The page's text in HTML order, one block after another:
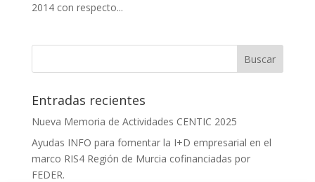
2014 con respecto...
Entradas recientes
Nueva Memoria de Actividades CENTIC 2025
Ayudas INFO para fomentar la I+D empresarial en el
marco RIS4 Región de Murcia cofinanciadas por
FEDER.